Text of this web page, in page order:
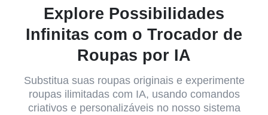
Explore Possibilidades
Infinitas com o Trocador de
Roupas por IA
Substitua suas roupas originais e experimente
roupas ilimitadas com IA, usando comandos
criativos e personalizáveis no nosso sistema